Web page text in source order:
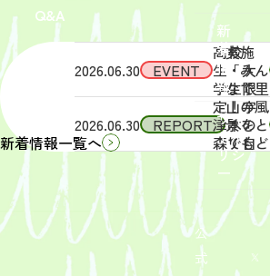
Q&A
新
着
情
報
サイ
トポ
リシ
ー
公
式
新着情報一覧へ
2026.06.30 EVENT
象】中
学生・
高校
生・大
学生限
定！宇
津木の
森で自
然体
験！」
募集を
開始し
まし
2026.06.30 REPORT
（土）
実施
「みん
なで里
山の風
景をと
りもど
そ
う！」
活動レ
ポート
を掲載
しまし
た。